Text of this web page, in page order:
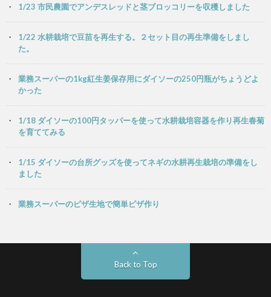
1/23 市民農園でアンデスレッドと茎ブロッコリーを収穫しました
1/22 水耕栽培で豆苗を再生する。２セット目の再生準備をしまし
た。
業務スーパーの1kg紅生姜保存用にダイソーの250円瓶がちょうどよ
かった
1/18 ダイソーの100円タッパーを使って水耕栽培容器を作り再生春菊
を育ててみる
1/15 ダイソーの台所グッズを使ってネギの水耕再生栽培の準備をし
ました
業務スーパーのピザ生地で簡単ピザ作り
Back to Top